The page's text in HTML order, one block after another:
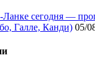
сегодня —
Галле, Канди) 05/